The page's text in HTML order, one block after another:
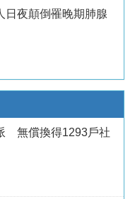
夜顛倒罹晚期肺腺
無償換得1293戶社